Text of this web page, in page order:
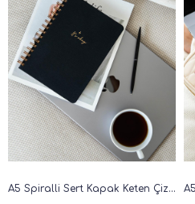
A5 Spiralli Sert Kapak Keten Çizgili Tarihsiz Not Defteri Siyah